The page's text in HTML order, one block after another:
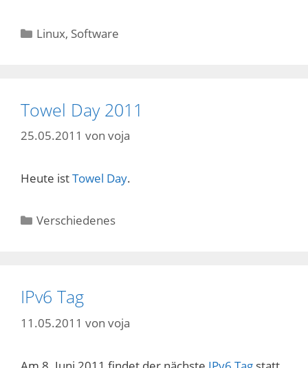
Kategorien
Linux, Software
Towel Day 2011
25.05.2011 von voja
Heute istTowel Day.
Kategorien
Verschiedenes
IPv6 Tag
11.05.2011 von voja